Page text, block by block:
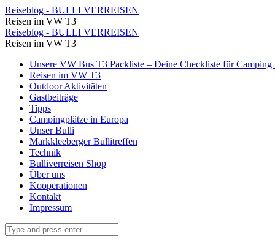
April
2017
⋆
Reiseblog
BULLI
VERREISEN
Reiseblog - BULLI VERREISEN
Reisen im VW T3
April
2017
Reiseblog
BULLI
VERREISEN
Reiseblog - BULLI VERREISEN
Reisen im VW T3
Skip
content
Unsere VW Bus T3 Packliste – Deine Checkliste für Camping
Reisen im VW T3
Outdoor Aktivitäten
Gastbeiträge
Tipps
Campingplätze in Europa
Unser Bulli
Markkleeberger Bullitreffen
Technik
Bulliverreisen Shop
Über uns
Kooperationen
Kontakt
Impressum
Search